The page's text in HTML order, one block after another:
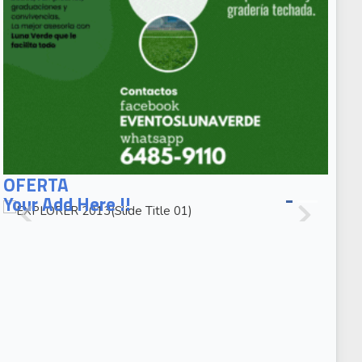
OFERTA
EXPLORER
2013(Slide
EXPLORER
Your Add Here !!